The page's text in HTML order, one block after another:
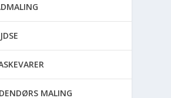
MALING